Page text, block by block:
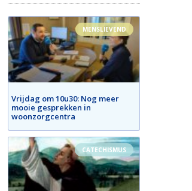
MENSLIEVEND
Vrijdag om 10u30: Nog meer
mooie gesprekken in
woonzorgcentra
CATECHISMUS